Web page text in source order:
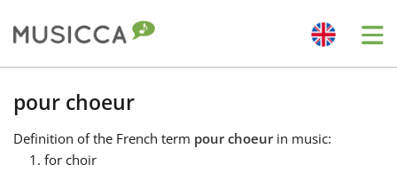
Bahasa Indonesia
Български
pour choeur
Definition of the French term pour choeurin music:
for choir